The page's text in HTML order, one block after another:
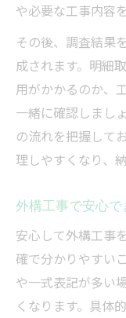
や必要な工事内容
その後、調査結果
成されます。明細
用がかかるのか、
一緒に確認しまし
の流れを把握して
理しやすくなり、
外構工事で安心
安心して外構工事
確で分かりやすい
や一式表記が多い
くなります。具体